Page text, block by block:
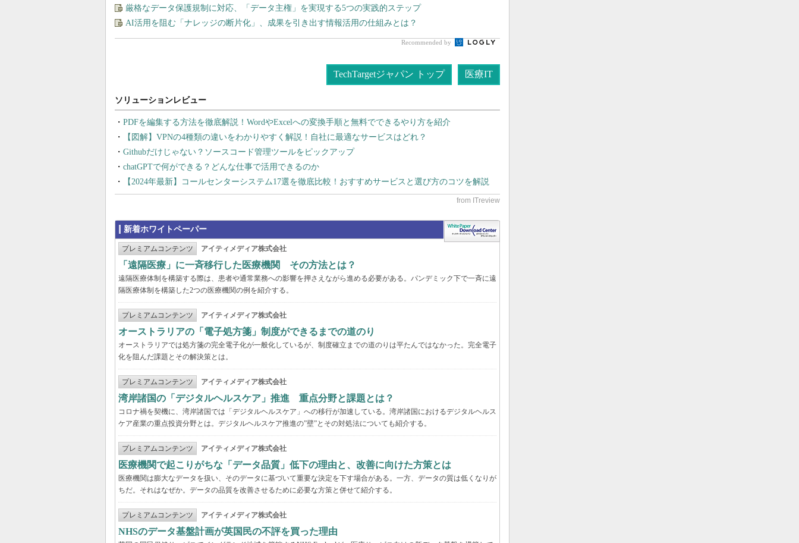
厳格なデータ保護規制に対応、「データ主権」を実現する5つの実践的ステップ
AI活用を阻む「ナレッジの断片化」、成果を引き出す情報活用の仕組みとは？
Recommended by
TechTargetジャパン トップ 医療IT
PDFを編集する方法を徹底解説！WordやExcelへの変換手順と無料でできるやり方を紹介
【図解】VPNの4種類の違いをわかりやすく解説！自社に最適なサービスはどれ？
Githubだけじゃない？ソースコード管理ツールをピックアップ
chatGPTで何ができる？どんな仕事で活用できるのか
【2024年最新】コールセンターシステム17選を徹底比較！おすすめサービスと選び方のコツを解説
新着ホワイトペーパー
プレミアムコンテンツ アイティメディア株式会社
「遠隔医療」に一斉移行した医療機関 その方法とは？
遠隔医療体制を構築する際は、患者や通常業務への影響を押さえながら進める必要がある。パンデミック下で一斉に遠
隔医療体制を構築した2つの医療機関の例を紹介する。
プレミアムコンテンツ アイティメディア株式会社
オーストラリアの「電子処方箋」制度ができるまでの道のり
オーストラリアでは処方箋の完全電子化が一般化しているが、制度確立までの道のりは平たんではなかった。完全電子
化を阻んだ課題とその解決策とは。
プレミアムコンテンツ アイティメディア株式会社
湾岸諸国の「デジタルヘルスケア」推進 重点分野と課題とは？
コロナ禍を契機に、湾岸諸国では「デジタルヘルスケア」への移行が加速している。湾岸諸国におけるデジタルヘルス
ケア産業の重点投資分野とは。デジタルヘルスケア推進の”壁”とその対処法についても紹介する。
プレミアムコンテンツ アイティメディア株式会社
医療機関で起こりがちな「データ品質」低下の理由と、改善に向けた方策とは
医療機関は膨大なデータを扱い、そのデータに基づいて重要な決定を下す場合がある。一方、データの質は低くなりが
ちだ。それはなぜか。データの品質を改善させるために必要な方策と併せて紹介する。
プレミアムコンテンツ アイティメディア株式会社
NHSのデータ基盤計画が英国民の不評を買った理由